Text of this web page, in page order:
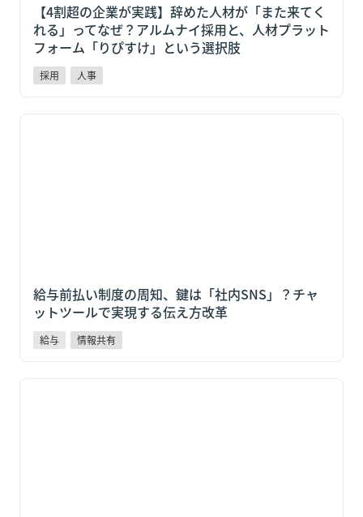
【4割超の企業が実践】辞めた人材が「また来てく
れる」ってなぜ？アルムナイ採用と、人材プラット
フォーム「りぴすけ」という選択肢
採用 人事
給与前払い制度の周知、鍵は「社内SNS」？チャット
給与前払い制度の周知、鍵は「社内SNS」？チャ
ットツールで実現する伝え方改革
給与 情報共有
スポットワーカーとの「情報共有不足」がトラブルを